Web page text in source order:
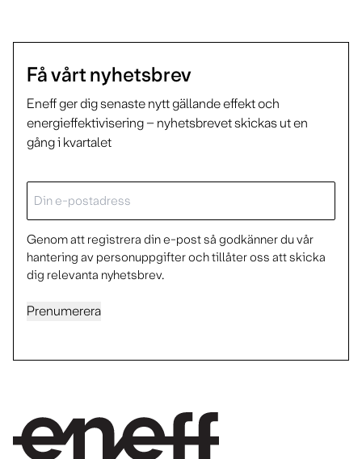
Få vårt nyhetsbrev
Eneff ger dig senaste nytt gällande effekt och
energieffektivisering – nyhetsbrevet skickas ut en
gång i kvartalet
E-
post
Genom att registrera din e-post så godkänner du vår
hantering av personuppgifter och tillåter oss att skicka
dig relevanta nyhetsbrev.
Prenumerera